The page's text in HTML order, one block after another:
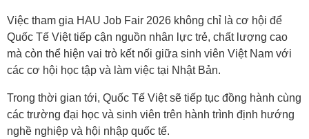
Việc tham gia HAU Job Fair 2026 không chỉ là cơ hội để
Quốc Tế Việt tiếp cận nguồn nhân lực trẻ, chất lượng cao
mà còn thể hiện vai trò kết nối giữa sinh viên Việt Nam với
các cơ hội học tập và làm việc tại Nhật Bản.
Trong thời gian tới, Quốc Tế Việt sẽ tiếp tục đồng hành cùng
các trường đại học và sinh viên trên hành trình định hướng
nghề nghiệp và hội nhập quốc tế.